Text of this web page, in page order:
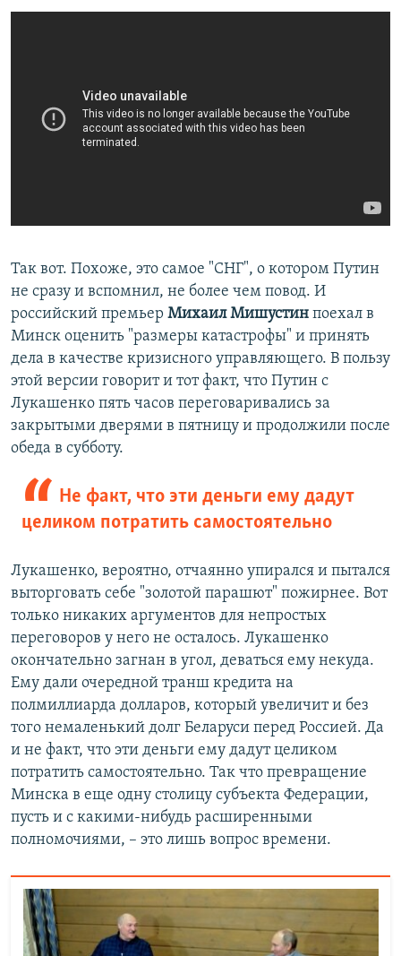
Так вот. Похоже, это самое "СНГ", о котором Путин
не сразу и вспомнил, не более чем повод. И
российский премьер Михаил Мишустин поехал в
Минск оценить "размеры катастрофы" и принять
дела в качестве кризисного управляющего. В пользу
этой версии говорит и тот факт, что Путин с
Лукашенко пять часов переговаривались за
закрытыми дверями в пятницу и продолжили после
обеда в субботу.
Не факт, что эти деньги ему дадут
целиком потратить самостоятельно
Лукашенко, вероятно, отчаянно упирался и пытался
выторговать себе "золотой парашют" пожирнее. Вот
только никаких аргументов для непростых
переговоров у него не осталось. Лукашенко
окончательно загнан в угол, деваться ему некуда.
Ему дали очередной транш кредита на
полмиллиарда долларов, который увеличит и без
того немаленький долг Беларуси перед Россией. Да
и не факт, что эти деньги ему дадут целиком
потратить самостоятельно. Так что превращение
Минска в еще одну столицу субъекта Федерации,
пусть и с какими-нибудь расширенными
полномочиями, – это лишь вопрос времени.